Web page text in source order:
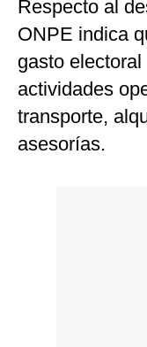
Respecto al
ONPE indica
gasto
actividades
transporte,
asesorías.